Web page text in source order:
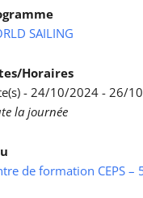
SAILING
Horaires
- 24/10/2024 - 26/
la journée
de formation CEPS